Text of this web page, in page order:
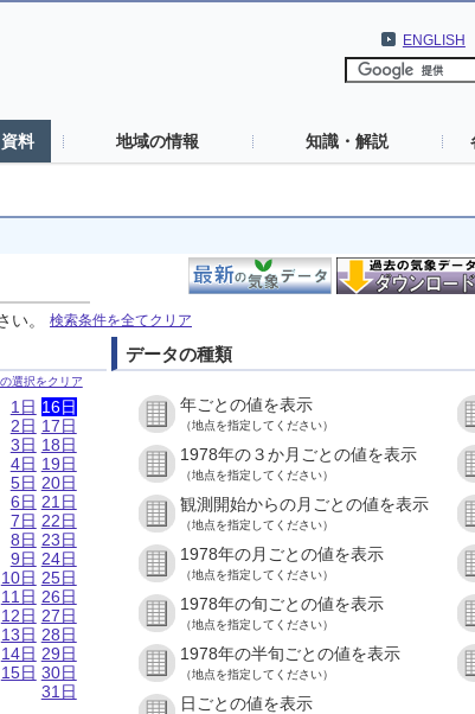
ENGLISH
料 地域の情報 知識・解説
。 検索条件を全てクリア
選択をクリア
1日
2日
3日
4日
5日
6日
7日
8日
9日
10日
11日
12日
13日
14日
15日
16日
17日
18日
19日
20日
21日
22日
23日
24日
25日
26日
27日
28日
29日
30日
31日
データの種類
年ごとの値を表示
（地点を指定してください）
1978年の３か月ごとの値を表示
（地点を指定してください）
観測開始からの月ごとの値を表示
（地点を指定してください）
1978年の月ごとの値を表示
（地点を指定してください）
1978年の旬ごとの値を表示
（地点を指定してください）
1978年の半旬ごとの値を表示
（地点を指定してください）
日ごとの値を表示